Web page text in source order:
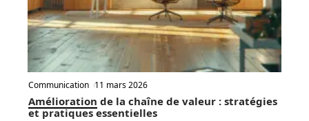
Communication 11 mars 2026
Amélioration de la chaîne de valeur : stratégies
et pratiques essentielles